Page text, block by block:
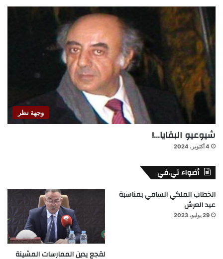
وجهة نظر
شيوعيو البقايا…!
4 أكتوبر، 2024
أضواء تي.في
الخطاب الملكي السامي بمناسبة
عيد العرش
29 يوليو، 2023
لقجع يدين الممارسات المشينة